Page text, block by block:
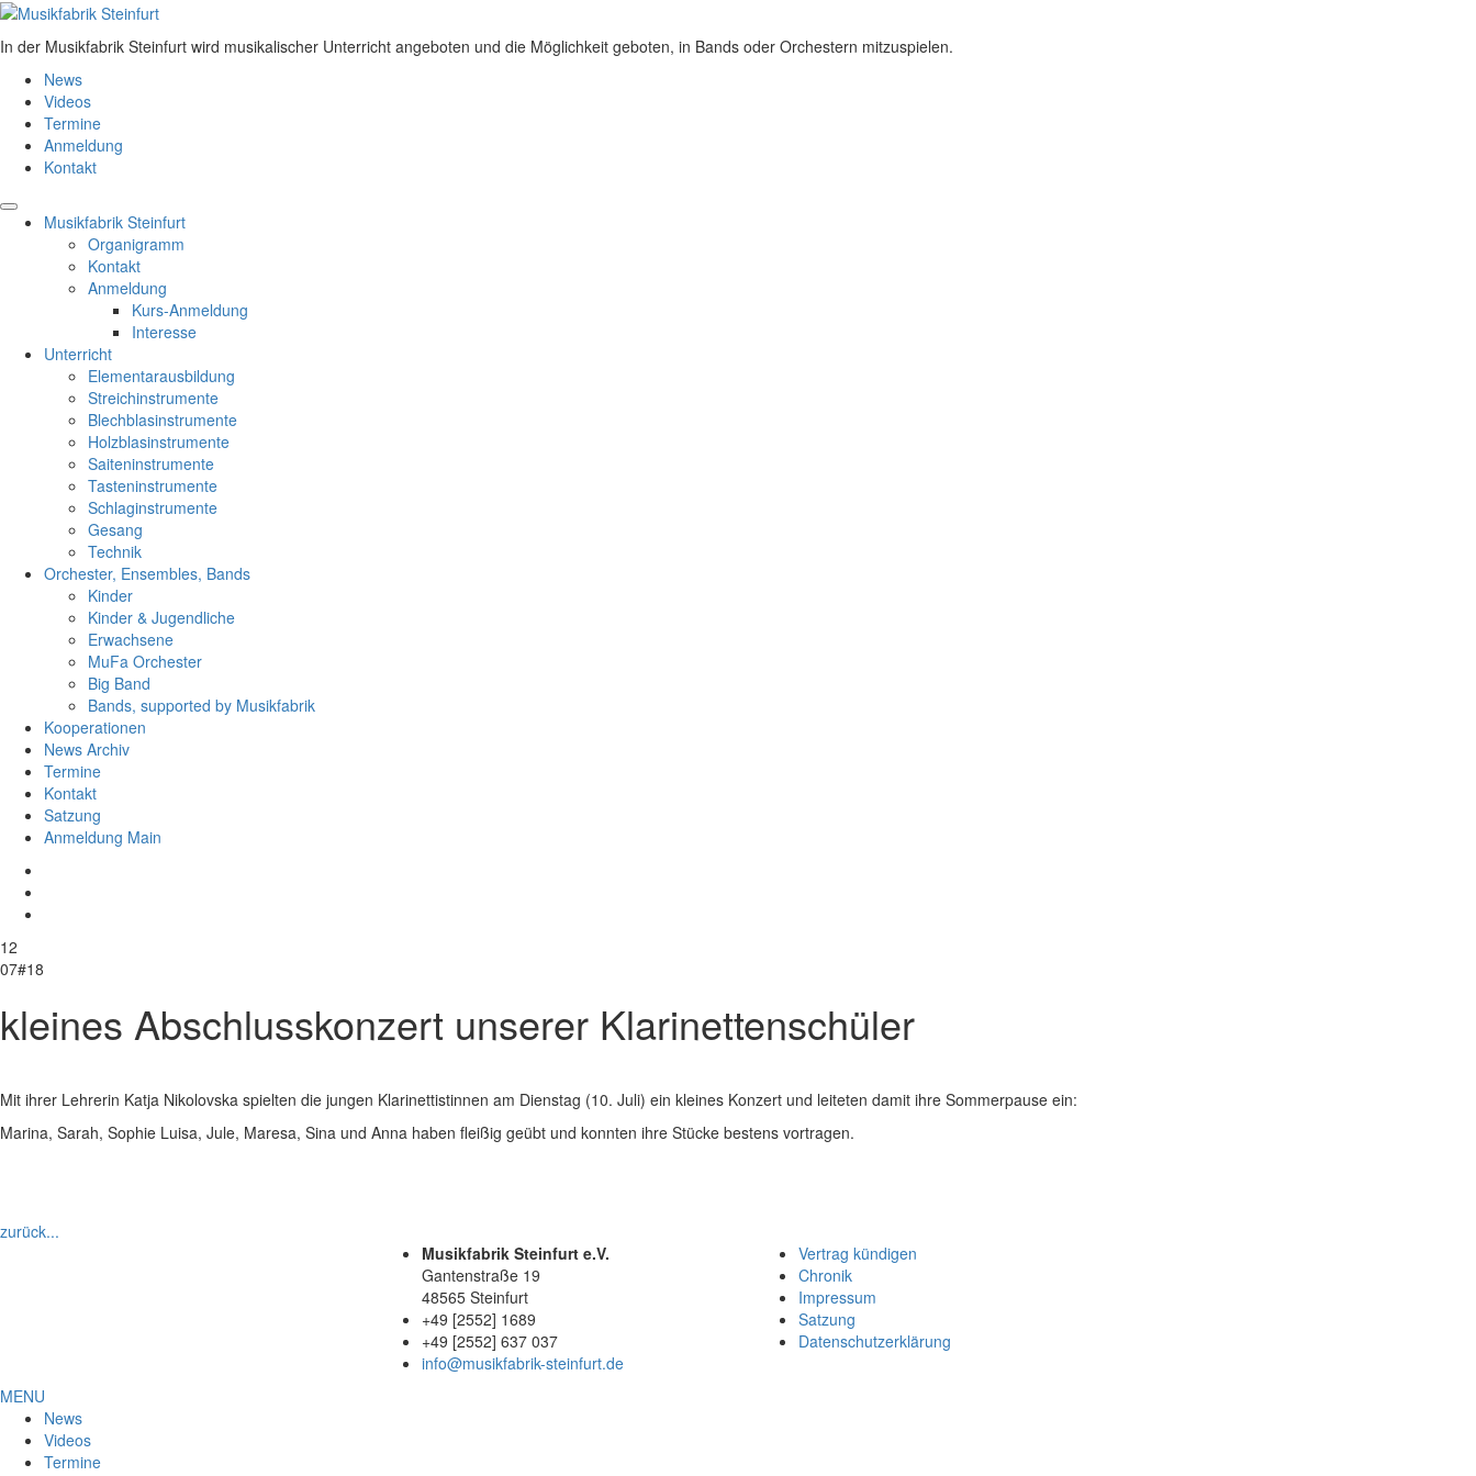
Zum
springen
In der Musikfabrik Steinfurt wird musikalischer Unterricht angeboten und die Möglichkeit geboten, in Bands oder Orchestern mitzuspielen.
News
Videos
Termine
Anmeldung
Kontakt
Menü
Primäre
Navigation
Musikfabrik Steinfurt
Organigramm
Kontakt
Anmeldung
Kurs-Anmeldung
Interesse
Unterricht
Elementarausbildung
Streichinstrumente
Blechblasinstrumente
Holzblasinstrumente
Saiteninstrumente
Tasteninstrumente
Schlaginstrumente
Gesang
Technik
Orchester, Ensembles, Bands
Kinder
Kinder & Jugendliche
Erwachsene
MuFa Orchester
Big Band
Bands, supported by Musikfabrik
Kooperationen
News Archiv
Termine
Kontakt
Satzung
Anmeldung Main
Social
Navigation
12
07#18
kleines Abschlusskonzert unserer Klarinettenschüler
Mit ihrer Lehrerin Katja Nikolovska spielten die jungen Klarinettistinnen am Dienstag (10. Juli) ein kleines Konzert und leiteten damit ihre Sommerpause ein:
Marina, Sarah, Sophie Luisa, Jule, Maresa, Sina und Anna haben fleißig geübt und konnten ihre Stücke bestens vortragen.
zurück...
Musikfabrik Steinfurt e.V.
Gantenstraße 19
48565 Steinfurt
+49 [2552] 1689
+49 [2552] 637 037
info@musikfabrik-steinfurt.de
Vertrag kündigen
Chronik
Impressum
Satzung
Datenschutzerklärung
MENU
News
Videos
Termine